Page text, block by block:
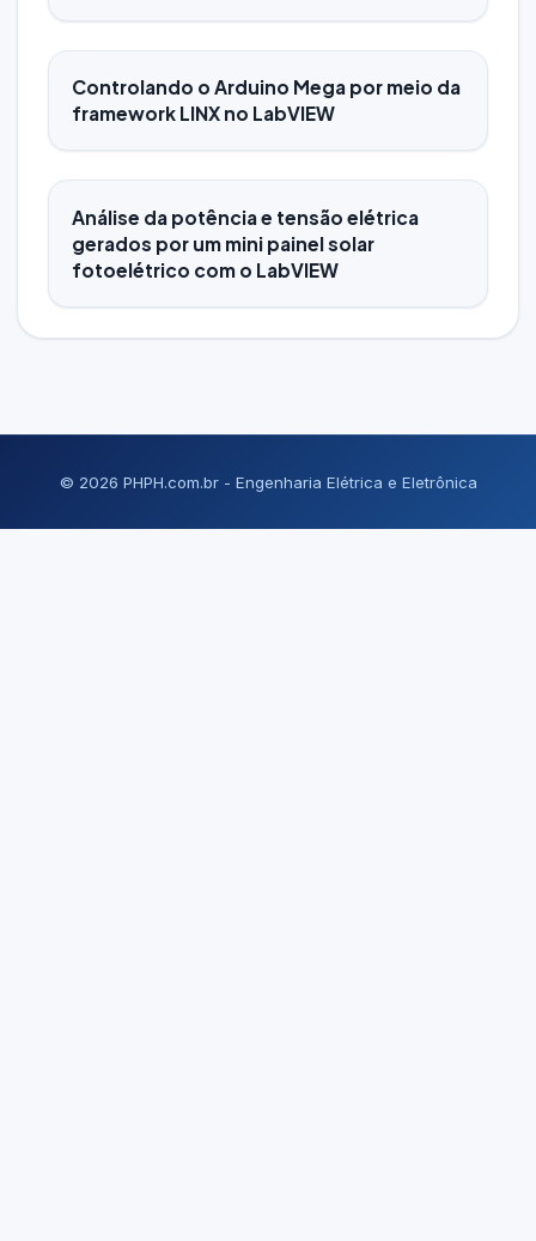
Controlando o Arduino Mega por meio da
framework LINX no LabVIEW
Análise da potência e tensão elétrica
gerados por um mini painel solar
fotoelétrico com o LabVIEW
© 2026 PHPH.com.br - Engenharia Elétrica e Eletrônica